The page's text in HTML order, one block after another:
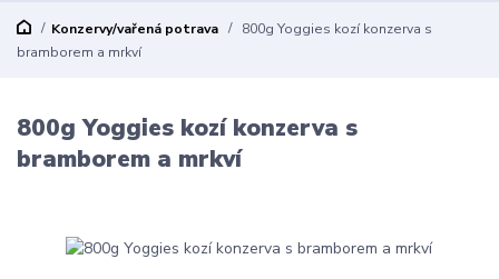
Konzervy/vařená potrava
800g Yoggies kozí konzerva s
bramborem a mrkví
800g Yoggies kozí konzerva s
bramborem a mrkví